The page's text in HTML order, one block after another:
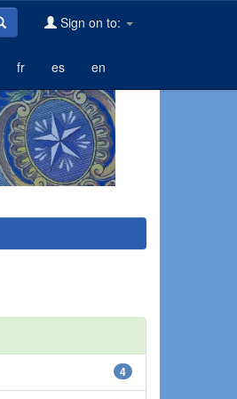
Sign on to:
fr es en
4